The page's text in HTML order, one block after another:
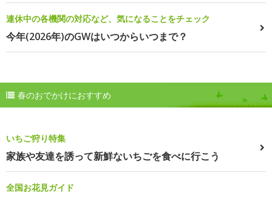
連休中の各機関の対応など、気になることをチェック
今年(2026年)のGWはいつからいつまで？
春のおでかけにおすすめ
いちご狩り特集
家族や友達を誘って新鮮ないちごを食べに行こう
全国お花見ガイド